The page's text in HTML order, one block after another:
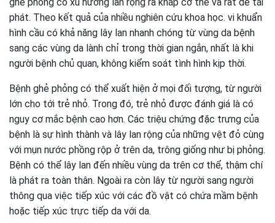
phát. Theo kết quả của nhiều nghiên cứu khoa học. vi khuẩn
hình cầu có khả năng lây lan nhanh chóng từ vùng da bệnh
sang các vùng da lành chỉ trong thời gian ngắn, nhất là khi
người bệnh chủ quan, không kiểm soát tình hình kịp thời.
Bệnh ghẻ phỏng có thể xuất hiện ở mọi đối tượng, từ người
lớn cho tới trẻ nhỏ. Trong đó, trẻ nhỏ được đánh giá là có
nguy cơ mắc bệnh cao hơn. Các triệu chứng đặc trưng của
bệnh là sự hình thành và lây lan rộng của những vệt đỏ cùng
với mụn nước phồng rộp ở trên da, trông giống như bị phỏng.
Bệnh có thể lây lan đến nhiều vùng da trên cơ thể, thậm chí
là phát ra toàn thân. Ngoài ra còn lây từ người sang người
thông qua việc tiếp xúc với các đồ vật có chứa mầm bệnh
hoặc tiếp xúc trực tiếp da với da.